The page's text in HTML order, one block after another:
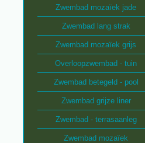
Zwembad mozaïek jade
Zwembad lang strak
Zwembad mozaïek grijs
Overloopzwembad - tuin
Zwembad betegeld - pool
Zwembad grijze liner
Zwembad - terrasaanleg
Zwembad mozaïek